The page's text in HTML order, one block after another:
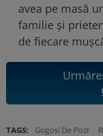
avea pe masă
familie și
de fiecare
TAGS: Gogosi De Post